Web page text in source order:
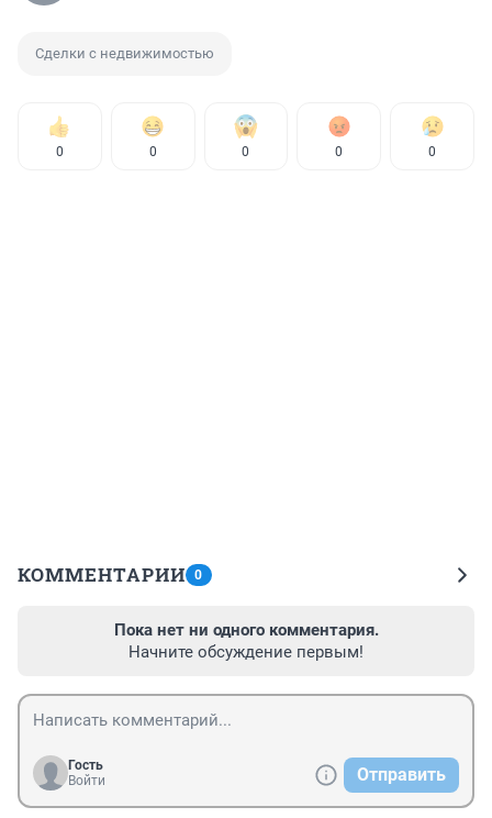
Сделки с недвижимостью
0 0 0 0 0
КОММЕНТАРИИ 0
Пока нет ни одного комментария.
Начните обсуждение первым!
Гость
Войти
Отправить